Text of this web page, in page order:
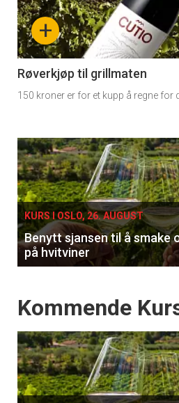
Vi tilbyr flere ukentlige
kan fritt velge hvilke
tilsendt.
-
section
11
Ukens
vin
+
Røverkjøp til grillmaten
150 kroner er for et kupp å regne for
Events
single
KURS I OSLO, 26. AUGUST
Benytt sjansen til å smake
på hvitviner
Events
Kommende